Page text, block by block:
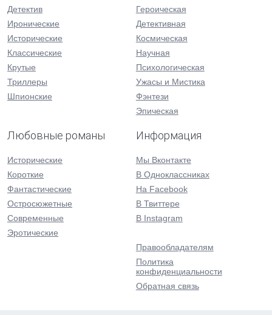
Детектив
Иронические
Исторические
Классические
Крутые
Триллеры
Шпионские
Героическая
Детективная
Космическая
Научная
Психологическая
Ужасы и Мистика
Фэнтези
Эпическая
Любовные романы
Исторические
Короткие
Фантастические
Остросюжетные
Современные
Эротические
Информация
Мы Вконтакте
В Одноклассниках
На Facebook
В Твиттере
В Instagram
Правообладателям
Политика
конфиденциальности
Обратная связь